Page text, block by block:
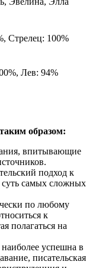
Стрелец: 100%
Лев: 94%
образом:
впитывающие
подход к
самых сложных
по любому
к
полагаться на
успешна в
писательская